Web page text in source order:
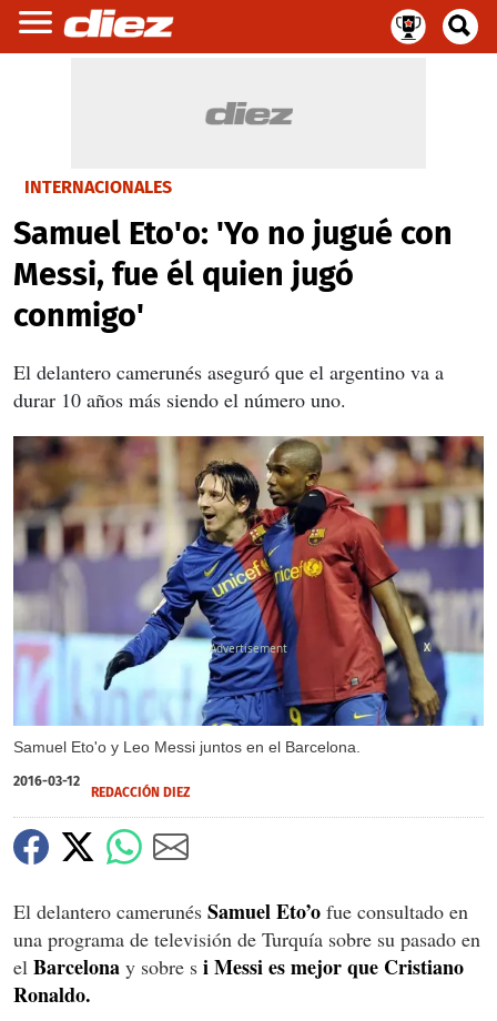
INTERNACIONALES
Samuel Eto'o: 'Yo no jugué con
Messi, fue él quien jugó
conmigo'
El delantero camerunés aseguró que el argentino va a
durar 10 años más siendo el número uno.
Samuel Eto'o y Leo Messi juntos en el Barcelona.
X
2016-03-12
REDACCIÓN DIEZ
El delantero camerunés Samuel Eto’o fue consultado en
una programa de televisión de Turquía sobre su pasado en
el Barcelona y sobre s i Messi es mejor que Cristiano
Ronaldo.